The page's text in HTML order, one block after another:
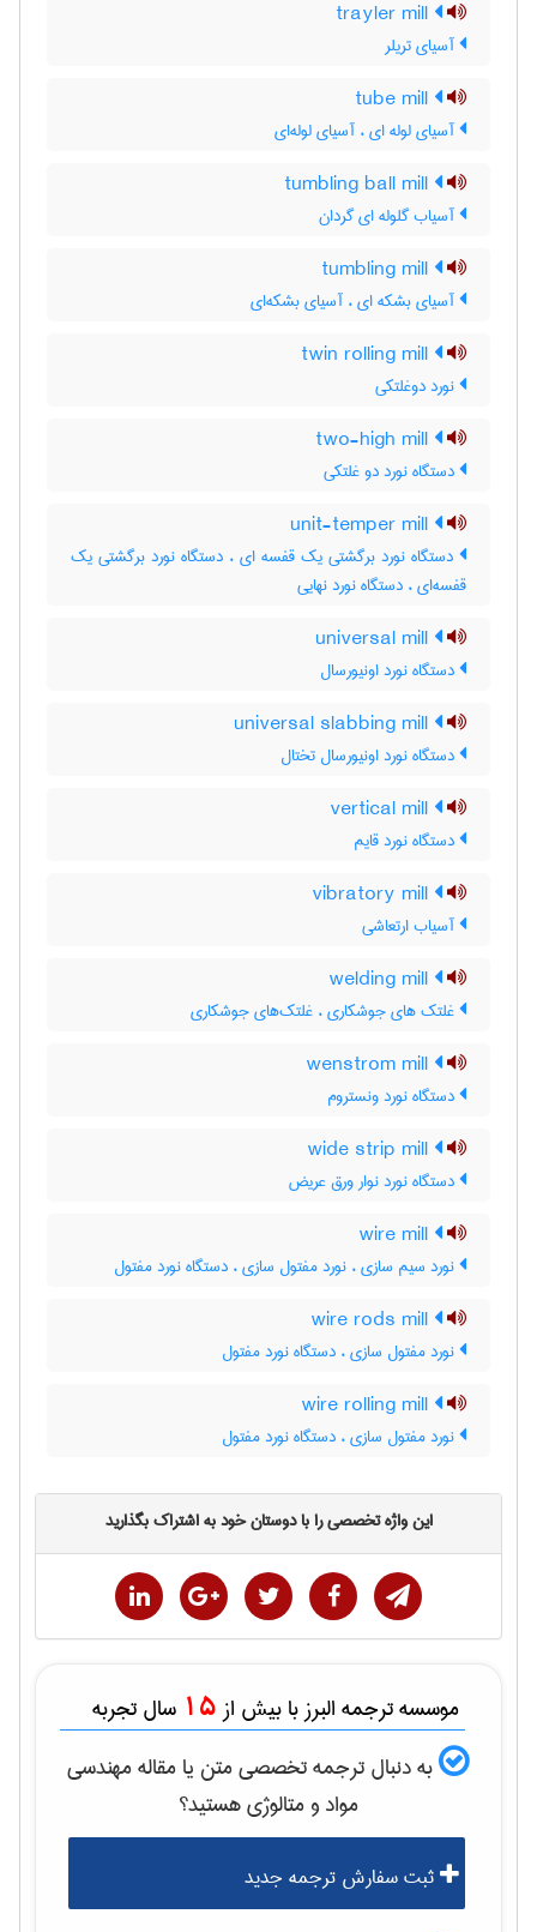
آسیای تریلر
آسیای لوله ای ، آسیای لوله‌ای
آسیاب گلوله ای گردان
آسیای بشکه ای ، آسیای بشکه‌ای
نورد دوغلتکی
دستگاه نورد دو غلتکی
دستگاه نورد برگشتی یک قفسه ای ، دستگاه نورد برگشتی یک
قفسه‌ای ، دستگاه نورد نهایی
دستگاه نورد اونیورسال
دستگاه نورد اونیورسال تختال
دستگاه نورد قایم
آسیاب ارتعاشی
غلتک های جوشکاری ، غلتک‌های جوشکاری
دستگاه نورد ونستروم
دستگاه نورد نوار ورق عریض
نورد سیم سازی ، نورد مفتول سازی ، دستگاه نورد مفتول
نورد مفتول سازی ، دستگاه نورد مفتول
نورد مفتول سازی ، دستگاه نورد مفتول
این واژه تخصصی را با دوستان خود به اشتراک بگذارید
موسسه ترجمه البرز با بیش از 15 سال تجربه
به دنبال ترجمه تخصصی متن یا مقالهمهندسی
مواد و متالوژیهستید؟
ثبت سفارش ترجمه جدید